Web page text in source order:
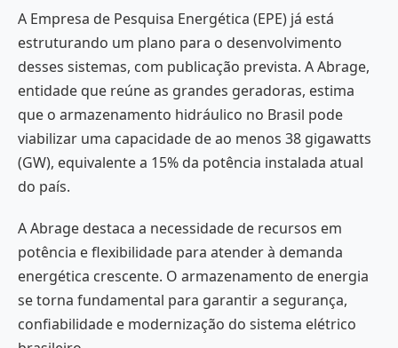
A Empresa de Pesquisa Energética (EPE) já está
estruturando um plano para o desenvolvimento
desses sistemas, com publicação prevista. A Abrage,
entidade que reúne as grandes geradoras, estima
que o armazenamento hidráulico no Brasil pode
viabilizar uma capacidade de ao menos 38 gigawatts
(GW), equivalente a 15% da potência instalada atual
do país.
A Abrage destaca a necessidade de recursos em
potência e flexibilidade para atender à demanda
energética crescente. O armazenamento de energia
se torna fundamental para garantir a segurança,
confiabilidade e modernização do sistema elétrico